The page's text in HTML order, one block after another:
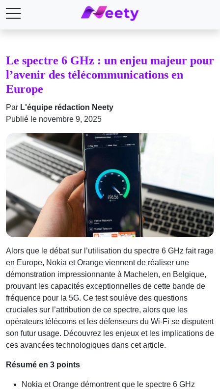
Le spectre 6 GHz : un enjeu majeur pour
l’avenir des télécommunications en
Europe
Par L'équipe rédaction Neety
Publié le novembre 9, 2025
Alors que le débat sur l’utilisation du spectre 6 GHz fait rage
en Europe, Nokia et Orange viennent de réaliser une
démonstration impressionnante à Machelen, en Belgique,
prouvant les capacités exceptionnelles de cette bande de
fréquence pour la 5G. Ce test soulève des questions
cruciales sur l’attribution de ce spectre, alors que les
opérateurs télécoms et les défenseurs du Wi-Fi se disputent
son futur usage. Découvrez les enjeux et les implications de
ces avancées technologiques dans cet article.
Résumé en 3 points
Nokia et Orange démontrent que le spectre 6 GHz